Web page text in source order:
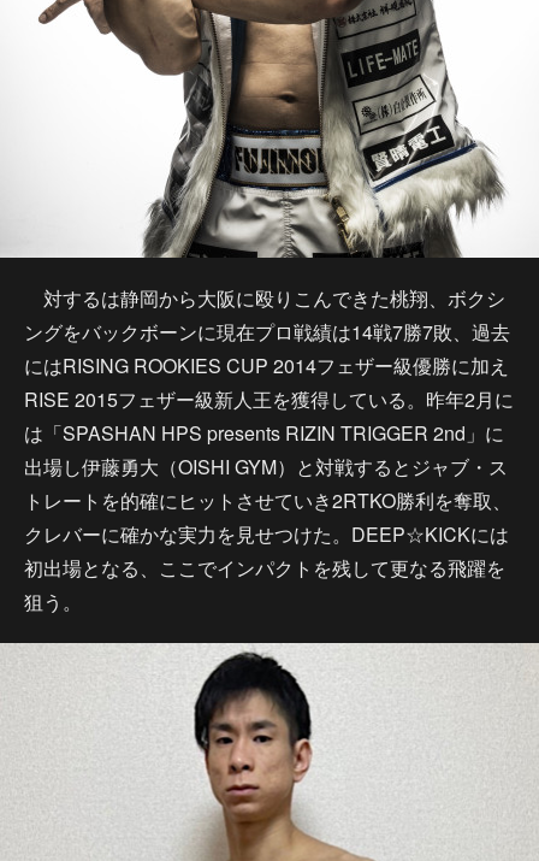
対するは静岡から大阪に殴りこんできた桃翔、ボクシ
ングをバックボーンに現在プロ戦績は14戦7勝7敗、過去
にはRISING ROOKIES CUP 2014フェザー級優勝に加え
RISE 2015フェザー級新人王を獲得している。昨年2月に
は「SPASHAN HPS presents RIZIN TRIGGER 2nd」に
出場し伊藤勇大（OISHI GYM）と対戦するとジャブ・ス
トレートを的確にヒットさせていき2RTKO勝利を奪取、
クレバーに確かな実力を見せつけた。DEEP☆KICKには
初出場となる、ここでインパクトを残して更なる飛躍を
狙う。